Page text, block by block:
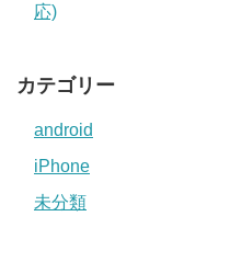
応)
カテゴリー
android
iPhone
未分類